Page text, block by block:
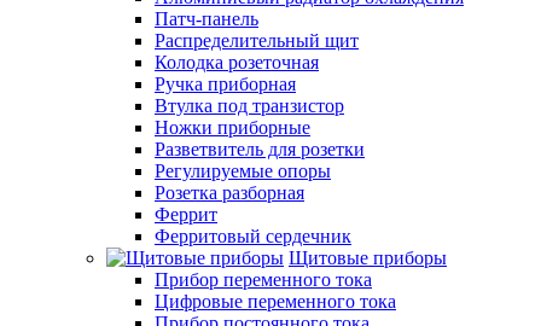
Патч-панель
Распределительный щит
Колодка розеточная
Ручка приборная
Втулка под транзистор
Ножки приборные
Разветвитель для розетки
Регулируемые опоры
Розетка разборная
Феррит
Ферритовый сердечник
Щитовые приборы
Прибор переменного тока
Цифровые переменного тока